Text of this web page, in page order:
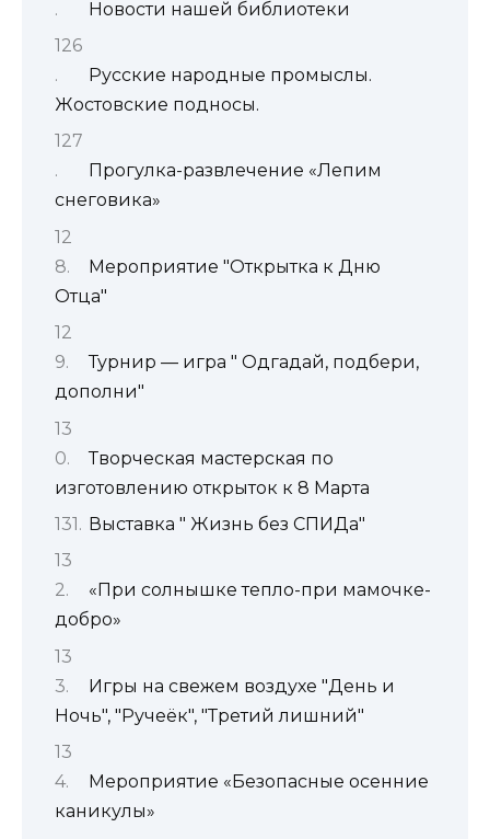
Новости нашей библиотеки
Русские народные промыслы.
Жостовские подносы.
Прогулка-развлечение «Лепим
снеговика»
Мероприятие "Открытка к Дню
Отца"
Турнир — игра " Одгадай, подбери,
дополни"
Творческая мастерская по
изготовлению открыток к 8 Марта
Выставка " Жизнь без СПИДа"
«При солнышке тепло-при мамочке-
добро»
Игры на свежем воздухе "День и
Ночь", "Ручеёк", "Третий лишний"
Мероприятие «Безопасные осенние
каникулы»